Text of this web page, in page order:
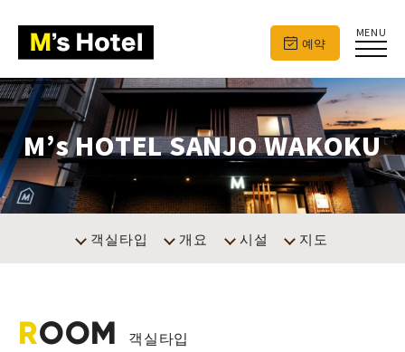
예약
MENU
M’s HOTEL SANJO WAKOKU
객실타입 개요 시설 지도
ROOM 객실타입